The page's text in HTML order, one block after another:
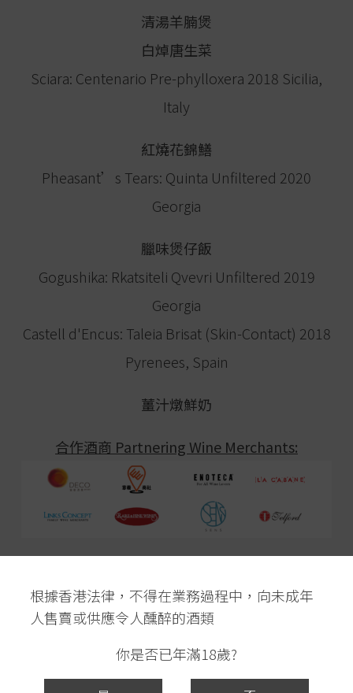
根據香港法律，不得在業務過程中，向未成年
人售賣或供應令人醺醉的酒類
你是否已年滿18歲?
清湯羊腩煲
白焯唐生菜
Sciara: Centenario Pre-phylloxera 2018 Sicilia,
Italy
紅燒花錦鱔
Pheasant’s Tears: Quinta Unfiltered 2020
Georgia
臘味煲仔飯
Gogushika: Rkatsiteli Qvevri Unfiltered 2019
Georgia
Castell d'Encus: Taleia Brisat (Skin-Contact) 2018
Pyrenees, Spain
薑汁燉鮮奶
合作酒商 Partnering Wine Merchants:
Terms & Conditions:
shut down by HKSAR government. Other